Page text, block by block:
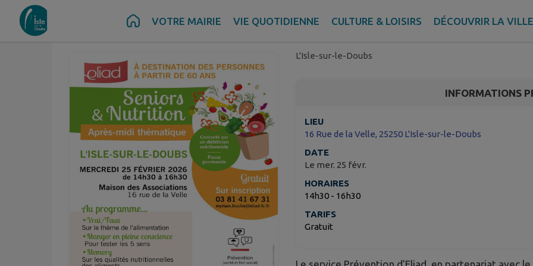
Contenu Recherche Pied de page
VOTRE MAIRIE VIE QUOTIDIENNE CULTURE & LOISIRS DÉCOUVRIR LA VILLE
25
»
L'Isle-sur-le-Doubs
INFORMATIONS
LIEU
16 Rue de la Velle, 25250 L'Isle-sur-le-Doubs
DATE
Le mer. 25 févr.
HORAIRES
14h30 - 16h30
TARIFS
Gratuit